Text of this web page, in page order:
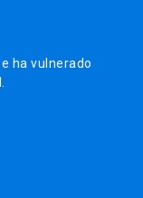
ha vulnerado